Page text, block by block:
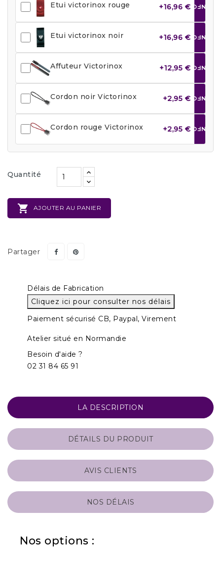
Etui victorinox rouge +16,96 € INFO
Etui victorinox noir +16,96 € INFO
Affuteur Victorinox +12,95 € INFO
Cordon noir Victorinox +2,95 € INFO
Cordon rouge Victorinox +2,95 € INFO
Quantité
 AJOUTER AU PANIER
Partager
Délais de Fabrication
Cliquez ici pour consulter nos délais
Paiement sécurisé CB, Paypal, Virement
Atelier situé en Normandie
Besoin d'aide ?
02 31 84 65 91
LA DESCRIPTION
DÉTAILS DU PRODUIT
AVIS CLIENTS
NOS DÉLAIS
Nos options :